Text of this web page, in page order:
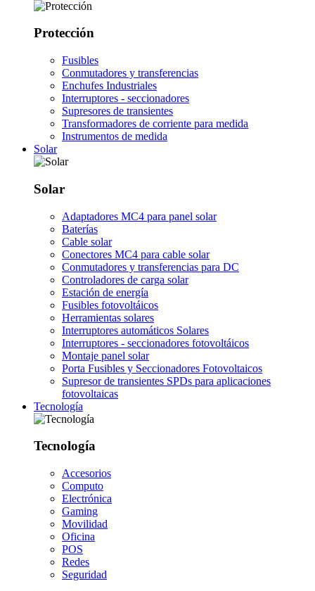
Protección
Fusibles
Conmutadores y transferencias
Enchufes Industriales
Interruptores - seccionadores
Supresores de transientes
Transformadores de corriente para medida
Instrumentos de medida
Solar
Solar
Adaptadores MC4 para panel solar
Baterías
Cable solar
Conectores MC4 para cable solar
Conmutadores y transferencias para DC
Controladores de carga solar
Estación de energía
Fusibles fotovoltáicos
Herramientas solares
Interruptores automáticos Solares
Interruptores - seccionadores fotovoltáicos
Montaje panel solar
Porta Fusibles y Seccionadores Fotovoltaicos
Supresor de transientes SPDs para aplicaciones
fotovoltaicas
Tecnología
Tecnología
Accesorios
Computo
Electrónica
Gaming
Movilidad
Oficina
POS
Redes
Seguridad